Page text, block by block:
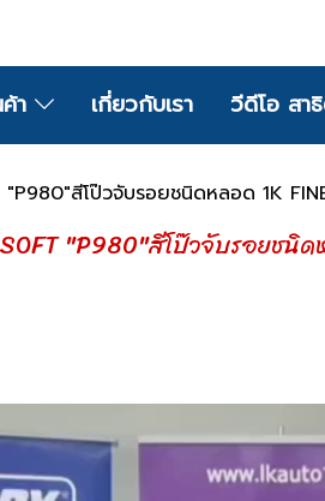
า เกี่ยวกับเรา วีดีโอ สา
สีโป๊วจับรอยชนิดหลอด 1K
"P980"สีโป๊วจับรอยชนิ